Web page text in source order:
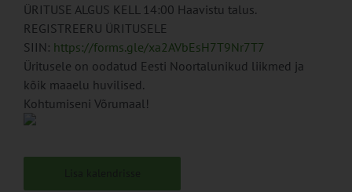
ÜRITUSE ALGUS KELL 14:00 Haavistu talus.
REGISTREERU ÜRITUSELE
SIIN: https://forms.gle/xa2AVbEsH7T9Nr7T7
Üritusele on oodatud Eesti Noortalunikud liikmed ja
kõik maaelu huvilised.
Kohtumiseni Võrumaal!